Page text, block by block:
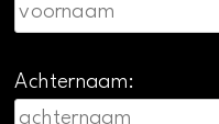
Achternaam: